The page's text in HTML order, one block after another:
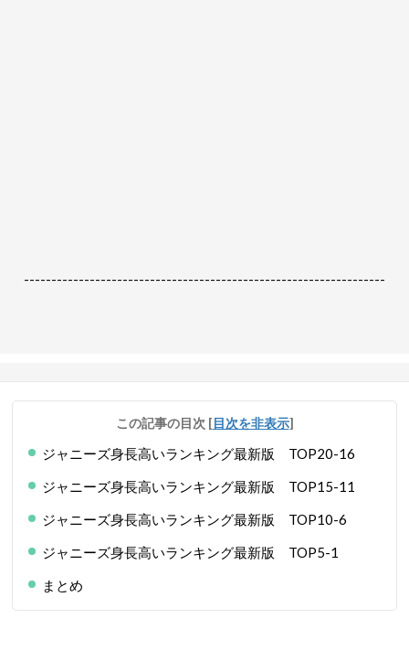
------------------------------------------------------------------
この記事の目次 [目次を非表示]
ジャニーズ身長高いランキング最新版 TOP20-16
ジャニーズ身長高いランキング最新版 TOP15-11
ジャニーズ身長高いランキング最新版 TOP10-6
ジャニーズ身長高いランキング最新版 TOP5-1
まとめ